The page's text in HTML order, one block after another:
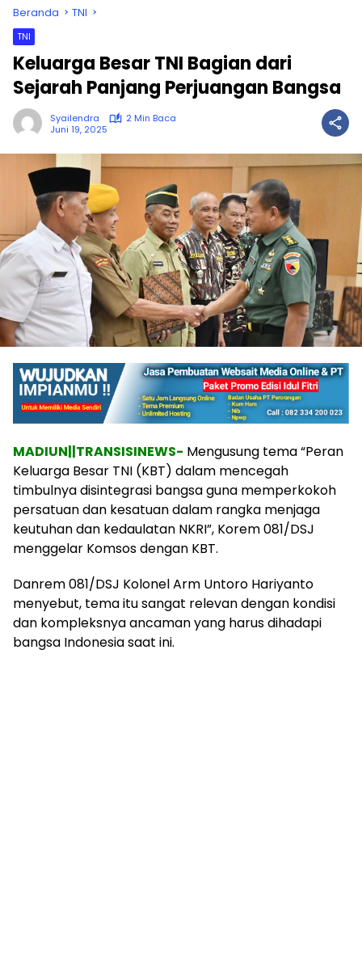
Beranda TNI
TNI
Keluarga Besar TNI Bagian dari
Sejarah Panjang Perjuangan Bangsa
Syailendra
2 Min Baca
Juni 19, 2025
MADIUN||TRANSISINEWS- Mengusung tema “Peran
Keluarga Besar TNI (KBT) dalam mencegah
timbulnya disintegrasi bangsa guna memperkokoh
persatuan dan kesatuan dalam rangka menjaga
keutuhan dan kedaulatan NKRI”, Korem 081/DSJ
menggelar Komsos dengan KBT.
Danrem 081/DSJ Kolonel Arm Untoro Hariyanto
menyebut, tema itu sangat relevan dengan kondisi
dan kompleksnya ancaman yang harus dihadapi
bangsa Indonesia saat ini.